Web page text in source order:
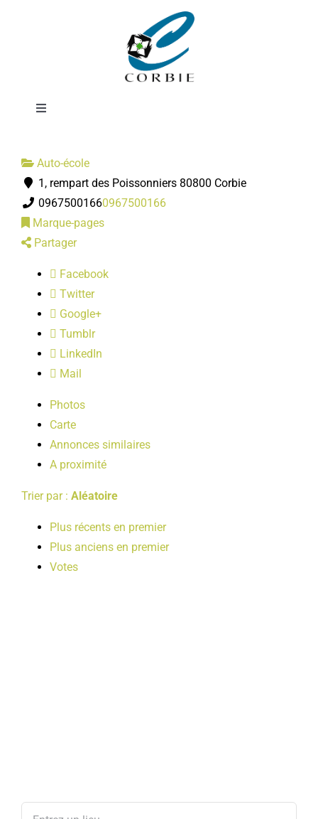
Toggle
DÉMARCHES ADMINISTRATIVES
SERVICES MUNICIPAUX
PRATIQUE
LOISIRS
PUBLICATIONS
Auto-école du
Coquelicot
Auto-école
1, rempart des Poissonniers 80800 Corbie
09675001660967500166
Marque-pages
Partager
Facebook
Twitter
Google+
Tumblr
LinkedIn
Mail
Photos
Carte
Annonces similaires
A proximité
Trier par : Aléatoire
Plus récents en premier
Plus anciens en premier
Votes